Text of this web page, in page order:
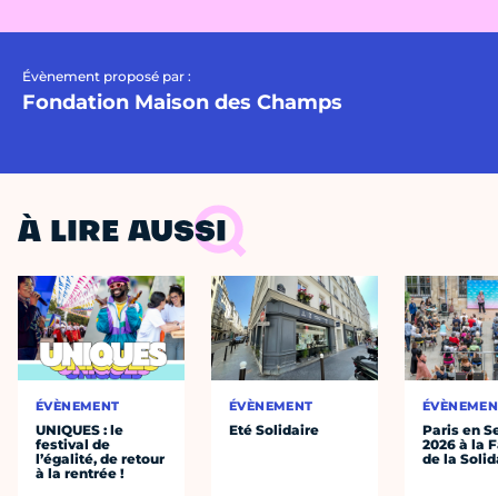
Évènement proposé par :
Fondation Maison des Champs
À LIRE AUSSI
ÉVÈNEMENT
UNIQUES : le
festival de
l’égalité, de retour
à la rentrée !
ÉVÈNEMENT
Eté Solidaire
Paris en
2026 à la
de la